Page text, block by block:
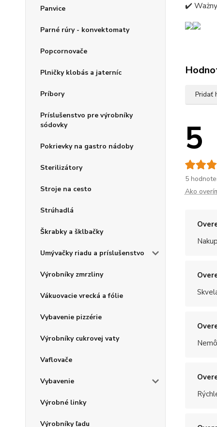
Panvice
Parné rúry - konvektomaty
Popcornovače
Plničky klobás a jaterníc
Príbory
Príslušenstvo pre výrobníky
sódovky
Pokrievky na gastro nádoby
Sterilizátory
Stroje na cesto
Strúhadlá
Škrabky a šklbačky
Umývačky riadu a príslušenstvo
Výrobníky zmrzliny
Vákuovacie vrecká a fólie
Vybavenie pizzérie
Výrobníky cukrovej vaty
Vaflovače
Vybavenie
Výrobné linky
Výrobníky ľadu
✔️
Pridať
5
5
Ako